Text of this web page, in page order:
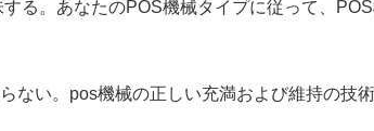
る。あなたのPOS機械タイプに従って、
ない。pos機械の正しい充満および維持の技術